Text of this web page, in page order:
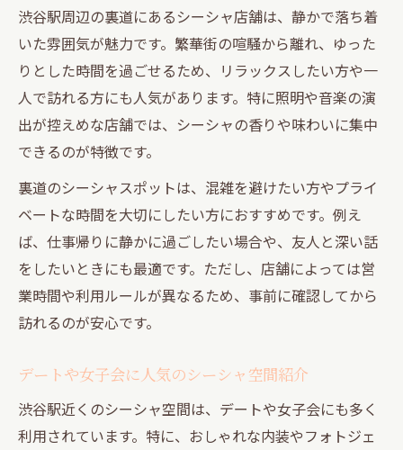
渋谷駅周辺の裏道にあるシーシャ店舗は、静かで落ち着
いた雰囲気が魅力です。繁華街の喧騒から離れ、ゆった
りとした時間を過ごせるため、リラックスしたい方や一
人で訪れる方にも人気があります。特に照明や音楽の演
出が控えめな店舗では、シーシャの香りや味わいに集中
できるのが特徴です。
裏道のシーシャスポットは、混雑を避けたい方やプライ
ベートな時間を大切にしたい方におすすめです。例え
ば、仕事帰りに静かに過ごしたい場合や、友人と深い話
をしたいときにも最適です。ただし、店舗によっては営
業時間や利用ルールが異なるため、事前に確認してから
訪れるのが安心です。
デートや女子会に人気のシーシャ空間紹介
渋谷駅近くのシーシャ空間は、デートや女子会にも多く
利用されています。特に、おしゃれな内装やフォトジェ